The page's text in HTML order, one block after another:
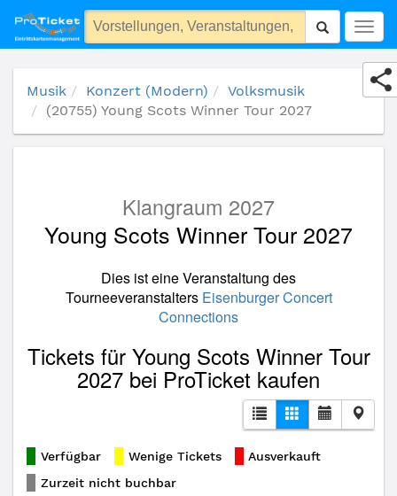
(20755) Young Scots Winner Tour 2027
Musik Konzert (Modern)
Volksmusik
(20755) Young Scots Winner Tour 2027
Klangraum 2027
Young Scots Winner Tour 2027
Dies ist eine Veranstaltung des
Tourneeveranstalters Eisenburger Concert
Connections
Tickets für Young Scots Winner Tour
2027 bei ProTicket kaufen
Verfügbar Wenige Tickets
Ausverkauft
Zurzeit nicht buchbar